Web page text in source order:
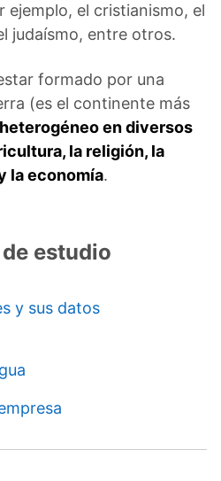
ejemplo, el cristianismo, el
judaísmo, entre otros.
formado por una
(es el continente más
en diversos
la religión, la
la economía.
estudio
y sus datos